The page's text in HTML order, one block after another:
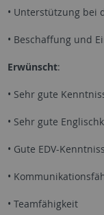
• Unterstützung bei
• Beschaffung und
Erwünscht:
• Sehr gute
• Sehr gute
• Gute EDV-
•
• Teamfähigkeit